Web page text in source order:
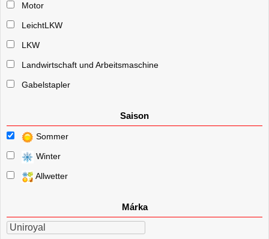
Motor
LeichtLKW
LKW
Landwirtschaft und Arbeitsmaschine
Gabelstapler
Saison
Sommer
Winter
Allwetter
Márka
Uniroyal